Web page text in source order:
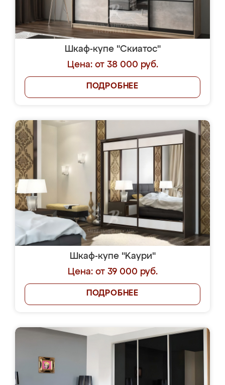
Шкаф-купе "Скиатос"
Цена: от 38 000 руб.
ПОДРОБНЕЕ
Шкаф-купе "Kaури"
Цена: от 39 000 руб.
ПОДРОБНЕЕ